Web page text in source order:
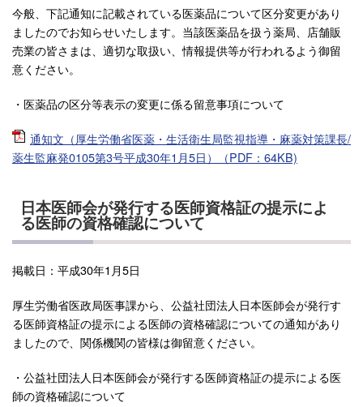
今般、下記通知に記載されている医薬品について区分変更があり
ましたのでお知らせいたします。当該医薬品を扱う薬局、店舗販
売業の皆さまは、適切な取扱い、情報提供等が行われるよう御留
意ください。
・医薬品の区分等表示の変更に係る留意事項について
通知文（厚生労働省医薬・生活衛生局監視指導・麻薬対策課長/
薬生監麻発0105第3号平成30年1月5日）（PDF：64KB)
日本医師会が発行する医師資格証の提示によ
る医師の資格確認について
掲載日：平成30年1月5日
厚生労働省医政局医事課から、公益社団法人日本医師会が発行す
る医師資格証の提示による医師の資格確認についての通知があり
ましたので、関係機関の皆様は御留意ください。
・公益社団法人日本医師会が発行する医師資格証の提示による医
師の資格確認について